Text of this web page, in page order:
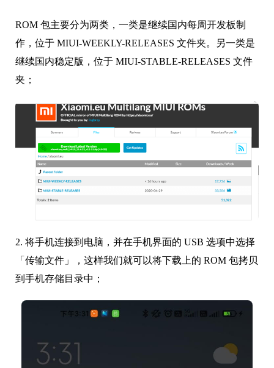
继续国内稳定版，位于 MIUI-STABLE-RELEASES 文件
夹；
2. 将手机连接到电脑，并在手机界面的 USB 选项中选择
到手机存储目录中；